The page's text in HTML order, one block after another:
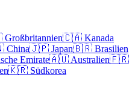
Großbritannien🇨🇦 Kanada
China🇯🇵 Japan🇧🇷 Brasilien
Emirate🇦🇺 Australien🇫🇷
🇰🇷 Südkorea